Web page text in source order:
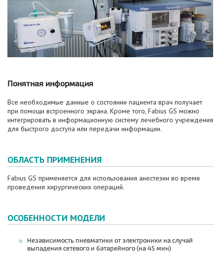
Понятная информация
Все необходимые данные о состоянии пациента врач получает
при помощи встроенного экрана. Кроме того, Fabius GS можно
интегрировать в информационную систему лечебного учреждения
для быстрого доступа или передачи информации.
ОБЛАСТЬ ПРИМЕНЕНИЯ
Fabius GS применяется для использования анестезии во время
проведения хирургических операций.
ОСОБЕННОСТИ МОДЕЛИ
Независимость пневматики от электроники на случай
выпадения сетевого и батарейного (на 45 мин)